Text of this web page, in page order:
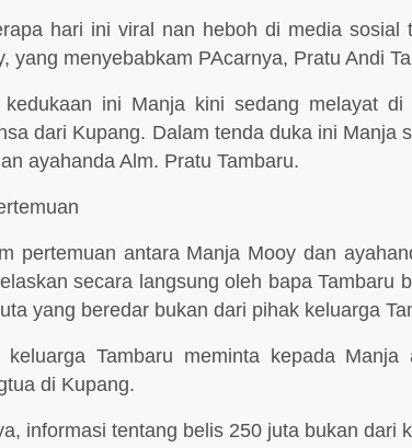
hari ini viral nan heboh di media sosial
yang menyebabkam PAcarnya, Pratu Andi
kedukaan ini Manja kini sedang melayat
dari Kupang. Dalam tenda duka ini Manja
ayahanda Alm. Pratu Tambaru.
pertemuan antara Manja Mooy dan
secara langsung oleh bapa Tambaru
yang beredar bukan dari pihak keluarga
keluarga Tambaru meminta kepada
di Kupang.
informasi tentang belis 250 juta bukan dari